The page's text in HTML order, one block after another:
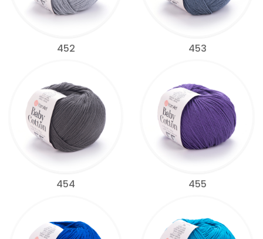
452 453
454 455